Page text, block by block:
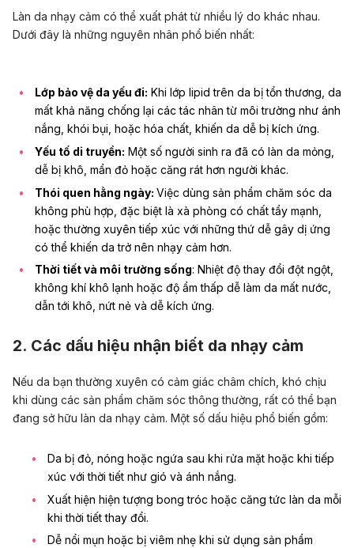
Làn da nhạy cảm có thể xuất phát từ nhiều lý do khác nhau.
Dưới đây là những nguyên nhân phổ biến nhất:
Lớp bảo vệ da yếu đi: Khi lớp lipid trên da bị tổn thương, da
mất khả năng chống lại các tác nhân từ môi trường như ánh
nắng, khói bụi, hoặc hóa chất, khiến da dễ bị kích ứng.
Yếu tố di truyền: Một số người sinh ra đã có làn da mỏng,
dễ bị khô, mẩn đỏ hoặc căng rát hơn người khác.
Thói quen hằng ngày: Việc dùng sản phẩm chăm sóc da
không phù hợp, đặc biệt là xà phòng có chất tẩy mạnh,
hoặc thường xuyên tiếp xúc với những thứ dễ gây dị ứng
có thể khiến da trở nên nhạy cảm hơn.
Thời tiết và môi trường sống: Nhiệt độ thay đổi đột ngột,
không khí khô lạnh hoặc độ ẩm thấp dễ làm da mất nước,
dẫn tới khô, nứt nẻ và dễ kích ứng.
2. Các dấu hiệu nhận biết da nhạy cảm
Nếu da bạn thường xuyên có cảm giác châm chích, khó chịu
khi dùng các sản phẩm chăm sóc thông thường, rất có thể bạn
đang sở hữu làn da nhạy cảm. Một số dấu hiệu phổ biến gồm:
Da bị đỏ, nóng hoặc ngứa sau khi rửa mặt hoặc khi tiếp
xúc với thời tiết như gió và ánh nắng.
Xuất hiện hiện tượng bong tróc hoặc căng tức làn da mỗi
khi thời tiết thay đổi.
Dễ nổi mụn hoặc bị viêm nhẹ khi sử dụng sản phẩm